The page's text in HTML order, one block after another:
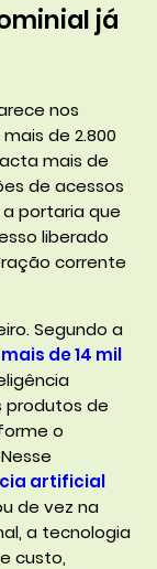
já
nos
de 2.800
mais de
de acessos
portaria que
liberado
corrente
Segundo a
de 14 mil
produtos de
o
artificial
de vez na
a tecnologia
custo,